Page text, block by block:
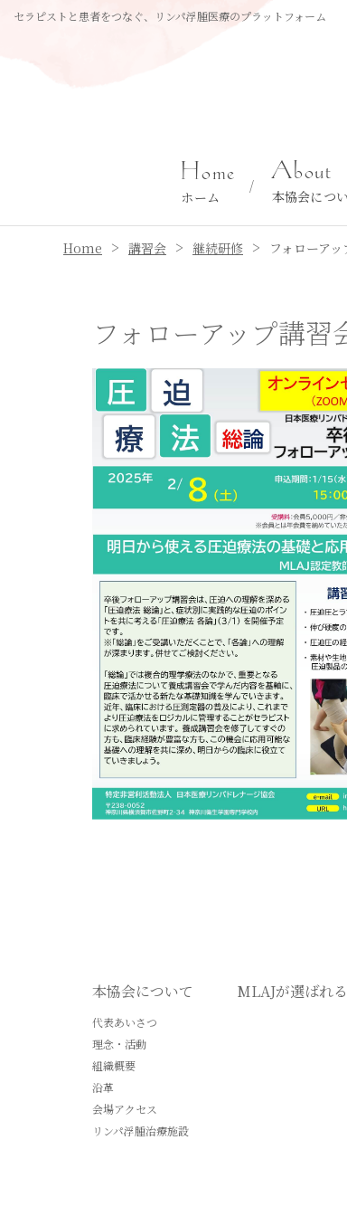
セラピストと患者をつなぐ、リンパ浮腫医療のプラットフォーム
ホーム
Home
本協会につ
About
Home > 講習会 > 継続研修 > フォローア
フォローアップ講習
本協会について
代表あいさつ
理念・活動
組織概要
沿革
会場アクセス
リンパ浮腫治療施設
MLAJが選ばれ